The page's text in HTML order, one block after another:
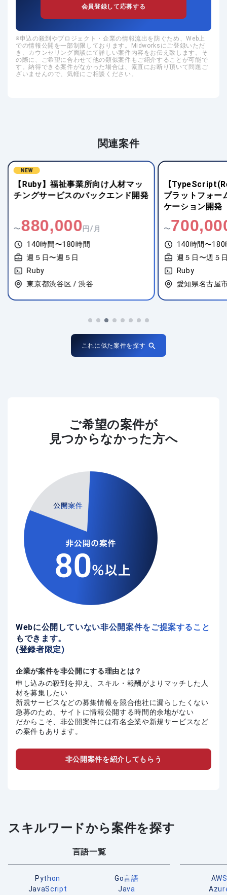
会員登録して応募する
申込の殺到やプロジェクト・企業の情報流出を防ぐため、Web上
での情報公開を一部制限しております。Midworksにご登録いただ
き、カウンセリング面談にて詳しい案件内容をお伝え致します。そ
の際に、ご希望に合わせて他の類似案件もご紹介することが可能で
す。納得できる案件がなかった場合は、素直にお断り頂いて問題ご
ざいませんので、気軽にご相談ください。
関連案件
【TypeScript(React)】就職支援
プラットフォーム向けWebアプリ
〜700,000円/月
140時間〜180時間
週５日〜週５日
Ruby
愛知県名古屋市中村区 / 名古屋
【Python(Web
モダンWebシス
〜
140時間〜180
週５日〜週５
Ruby
東京都港区 /
これに似た案件を探す
ご希望の案件が
見つからなかった方へ
Webに公開していない非公開案件をご提案すること
もできます。
(登録者限定)
企業が案件を非公開にする理由とは？
申し込みの殺到を抑え、スキル・報酬がよりマッチした人
材を募集したい
新規サービスなどの募集情報を競合他社に漏らしたくない
急募のため、サイトに情報公開する時間的余地がない
だからこそ、非公開案件には有名企業や新規サービスなど
の案件もあります。
非公開案件を紹介してもらう
スキルワードから案件を探す
言語一覧
Python
Go言語
JavaScript
Java
AWS